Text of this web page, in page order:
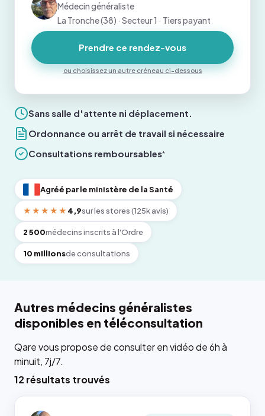
Sans salle d'attente ni déplacement.
Ordonnance ou arrêt de travail si nécessaire
Consultations remboursables*
Agréé par le ministère de la Santé
★★★★★ 4,9sur les stores (125k avis)
2 500médecins inscrits à l'Ordre
10 millionsde consultations
Médecin généraliste
La Tronche (38) · Secteur 1 · Tiers payant
Prendre ce rendez-vous
ou choisissez un autre créneau ci-dessous
Autres médecins généralistes
disponibles en téléconsultation
Qare vous propose de consulter en vidéo de 6h à
minuit, 7j/7.
12 résultats trouvés